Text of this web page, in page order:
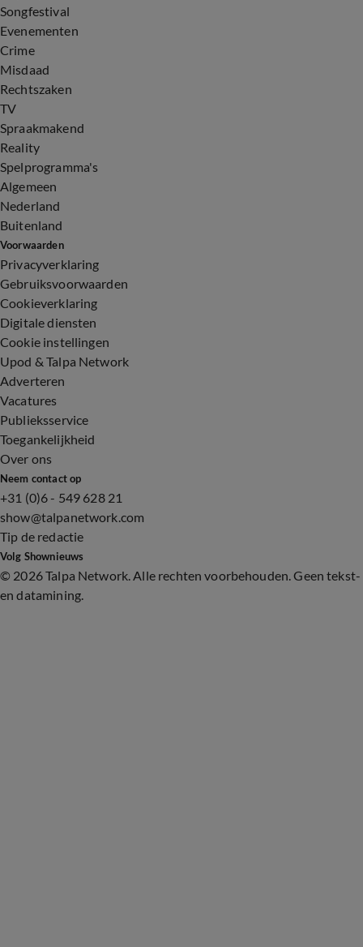
Songfestival
Evenementen
Crime
Misdaad
Rechtszaken
TV
Spraakmakend
Reality
Spelprogramma's
Algemeen
Nederland
Buitenland
Voorwaarden
Privacyverklaring
Gebruiksvoorwaarden
Cookieverklaring
Digitale diensten
Cookie instellingen
Upod & Talpa Network
Adverteren
Vacatures
Publieksservice
Toegankelijkheid
Over ons
Neem contact op
+31 (0)6 - 549 628 21
show@talpanetwork.com
Tip de redactie
Volg Shownieuws
© 2026 Talpa Network. Alle rechten voorbehouden. Geen tekst-
en datamining.